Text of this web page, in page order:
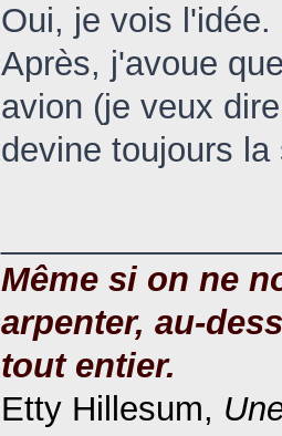
Oui, je vois l'idée.
Après, j'avoue
avion (je veux
devine toujours
Même si on ne
arpenter, au-
tout entier.
Etty Hillesum,